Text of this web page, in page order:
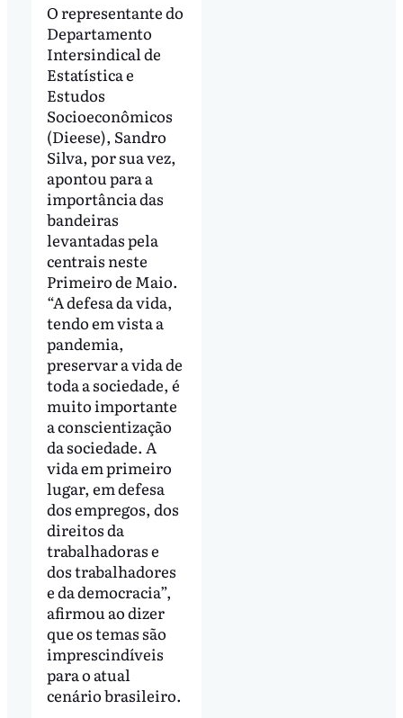
O representante do
Departamento
Intersindical de
Estatística e
Estudos
Socioeconômicos
(Dieese), Sandro
Silva, por sua vez,
apontou para a
importância das
bandeiras
levantadas pela
centrais neste
Primeiro de Maio.
“A defesa da vida,
tendo em vista a
pandemia,
preservar a vida de
toda a sociedade, é
muito importante
a conscientização
da sociedade. A
vida em primeiro
lugar, em defesa
dos empregos, dos
direitos da
trabalhadoras e
dos trabalhadores
e da democracia”,
afirmou ao dizer
que os temas são
imprescindíveis
para o atual
cenário brasileiro.